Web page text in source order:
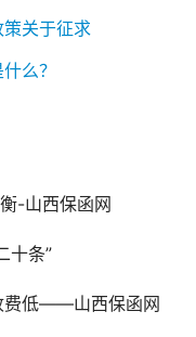
关于征求
么？
-山西保函网
十条”
费低——山西保函网